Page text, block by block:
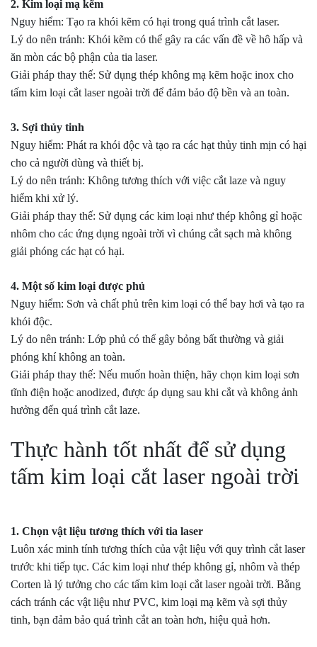
2. Kim loại mạ kẽm
Nguy hiểm: Tạo ra khói kẽm có hại trong quá trình cắt laser.
Lý do nên tránh: Khói kẽm có thể gây ra các vấn đề về hô hấp và
ăn mòn các bộ phận của tia laser.
Giải pháp thay thế: Sử dụng thép không mạ kẽm hoặc inox cho
tấm kim loại cắt laser ngoài trời để đảm bảo độ bền và an toàn.
3. Sợi thủy tinh
Nguy hiểm: Phát ra khói độc và tạo ra các hạt thủy tinh mịn có hại
cho cả người dùng và thiết bị.
Lý do nên tránh: Không tương thích với việc cắt laze và nguy
hiểm khi xử lý.
Giải pháp thay thế: Sử dụng các kim loại như thép không gỉ hoặc
nhôm cho các ứng dụng ngoài trời vì chúng cắt sạch mà không
giải phóng các hạt có hại.
4. Một số kim loại được phủ
Nguy hiểm: Sơn và chất phủ trên kim loại có thể bay hơi và tạo ra
khói độc.
Lý do nên tránh: Lớp phủ có thể gây bỏng bất thường và giải
phóng khí không an toàn.
Giải pháp thay thế: Nếu muốn hoàn thiện, hãy chọn kim loại sơn
tĩnh điện hoặc anodized, được áp dụng sau khi cắt và không ảnh
hưởng đến quá trình cắt laze.
Thực hành tốt nhất để sử dụng
tấm kim loại cắt laser ngoài trời
1. Chọn vật liệu tương thích với tia laser
Luôn xác minh tính tương thích của vật liệu với quy trình cắt laser
trước khi tiếp tục. Các kim loại như thép không gỉ, nhôm và thép
Corten là lý tưởng cho các tấm kim loại cắt laser ngoài trời. Bằng
cách tránh các vật liệu như PVC, kim loại mạ kẽm và sợi thủy
tinh, bạn đảm bảo quá trình cắt an toàn hơn, hiệu quả hơn.